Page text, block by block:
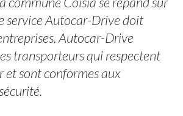
service Autocar-Drive doit
Autocar-Drive
transporteurs qui respectent
et sont conformes aux